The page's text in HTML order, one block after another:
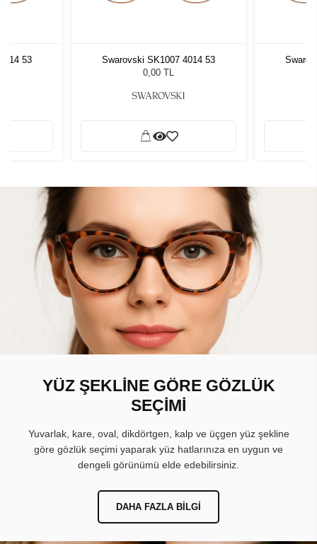
53
Swarovski SK1007 4014 53
0,00 TL
YÜZ ŞEKLİNE GÖRE GÖZLÜK
SEÇİMİ
Yuvarlak, kare, oval, dikdörtgen, kalp ve üçgen yüz şekline
göre gözlük seçimi yaparak yüz hatlarınıza en uygun ve
dengeli görünümü elde edebilirsiniz.
DAHA FAZLA BILGI